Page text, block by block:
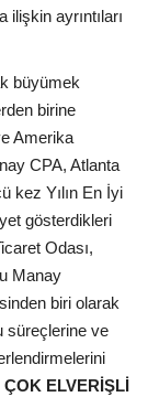
ayrıntıları
büyümek
birine
Amerika
CPA, Atlanta
kez Yılın En İyi
gösterdikleri
Odası,
Manay
biri olarak
süreçlerine ve
ELVERİŞLİ